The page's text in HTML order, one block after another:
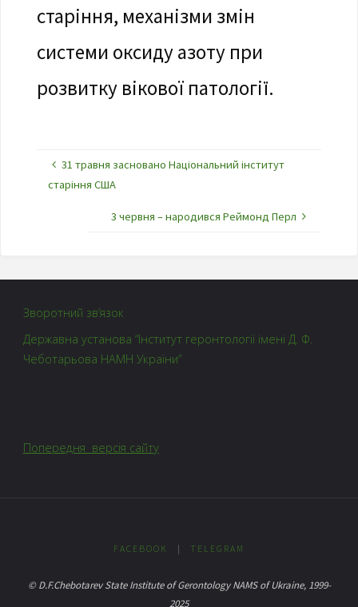
старіння, механізми змін
системи оксиду азоту при
розвитку вікової патології.
31 травня засновано Національний інститут
старіння США
3 червня – народився Реймонд Перл
Зворотний зв’язок
Державна установа “Інститут геронтології імені Д. Ф.
Чеботарьова НАМН України”
Попередня версія сайту
FACEBOOK TELEGRAM
© D.F.Chebotarev State Institute of Gerontology NAMS of Ukraine, 1999-
2025